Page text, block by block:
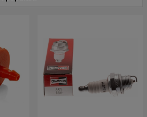
och reservdelslista till
44 1985-11
och reservdelslista till
44 1985-05